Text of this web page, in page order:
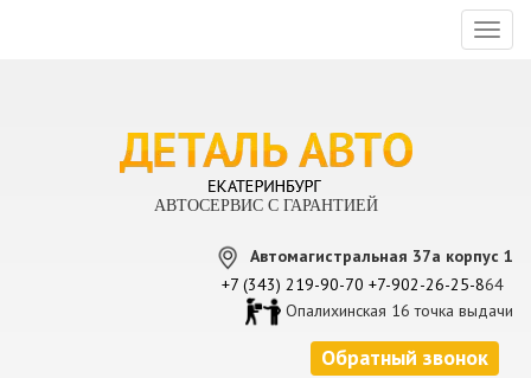
АВТОСЕРВИС С ГАРАНТИЕЙ
Автомагистральная 37а корпус 1
+7 (343) 219-90-70 +7-902-26-25-864
Опалихинская 16 точка выдачи
Обратный звонок